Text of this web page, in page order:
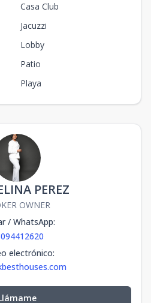
Casa Club
Jacuzzi
Lobby
Patio
Playa
PEREZ
OWNER
/ WhatsApp:
electrónico: